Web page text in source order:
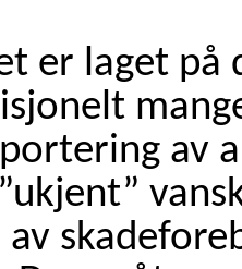
er laget på
av